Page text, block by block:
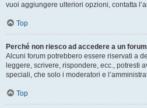
vuoi aggiungere ulteriori opzioni, contatta
Top
Perché non riesco ad accedere a un
Alcuni forum potrebbero essere riservati a
leggere, scrivere, rispondere, ecc., potresti
speciali, che solo i moderatori e
Top